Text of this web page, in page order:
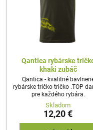
Qantica rybárske
khaki zubáč
Qantica - kvalitné
rybárske tričko tričko .TOP
pre každého rybára.
Skladom
12,20 €